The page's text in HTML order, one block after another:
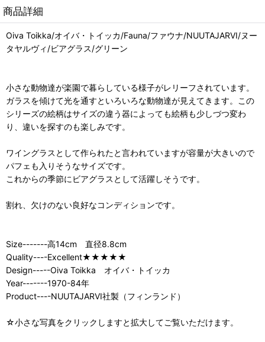
商品詳細
Oiva Toikka/オイバ・トイッカ/Fauna/ファウナ/NUUTAJARVI/ヌー
タヤルヴィ/ビアグラス/グリーン
小さな動物達が楽園で暮らしている様子がレリーフされています。
ガラスを傾けて光を通すといろいろな動物達が見えてきます。この
シリーズの絵柄はサイズの違う器によっても絵柄も少しづつ変わ
り、違いを探すのも楽しみです。
ワイングラスとして作られたと言われていますが容量が大きいので
パフェも入りそうなサイズです。
これからの季節にビアグラスとして活躍しそうです。
割れ、欠けのない良好なコンディションです。
Size-------高14cm 直径8.8cm
Quality----Excellent★★★★★
Design-----Oiva Toikka オイバ・トイッカ
Year-------1970-84年
Product----NUUTAJARVI社製（フィンランド）
☆小さな写真をクリックしますと拡大してご覧いただけます。